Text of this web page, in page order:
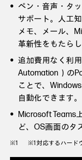
ペン・音声・タ
サポート。人工
メモ、メール、
革新性をもたら
追加費用なく利
Automation）の
ことで、
自動化できます。
Microsoft Teams
ど、OS画面のタ
※1 対応するハード